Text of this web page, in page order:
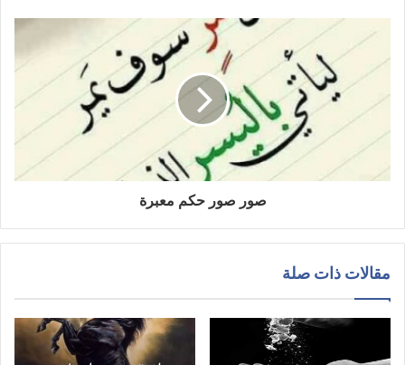
صور صور حكم معبرة
مقالات ذات صلة